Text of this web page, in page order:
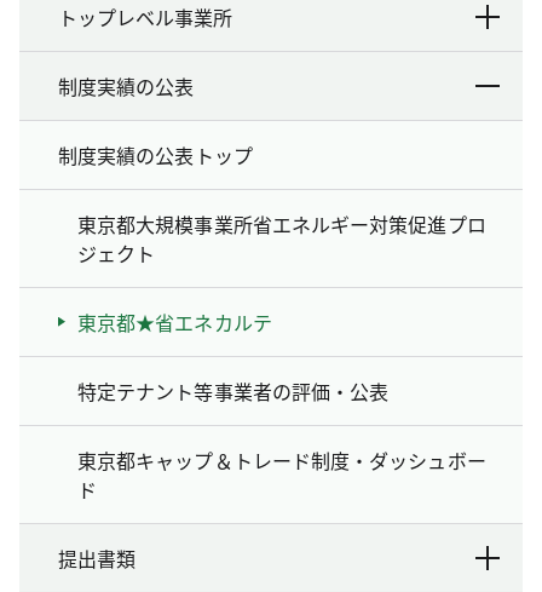
トップレベル事業所
制度実績の公表
制度実績の公表トップ
東京都大規模事業所省エネルギー対策促進プロ
ジェクト
東京都★省エネカルテ
特定テナント等事業者の評価・公表
東京都キャップ＆トレード制度・ダッシュボー
ド
提出書類